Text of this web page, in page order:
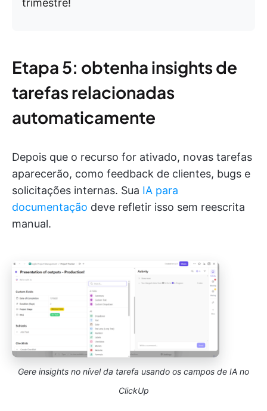
trimestre!
Etapa 5: obtenha insights de
tarefas relacionadas
automaticamente
Depois que o recurso for ativado, novas tarefas
aparecerão, como feedback de clientes, bugs e
solicitações internas. Sua IA para
documentação deve refletir isso sem reescrita
manual.
Gere insights no nível da tarefa usando os campos de IA no
ClickUp